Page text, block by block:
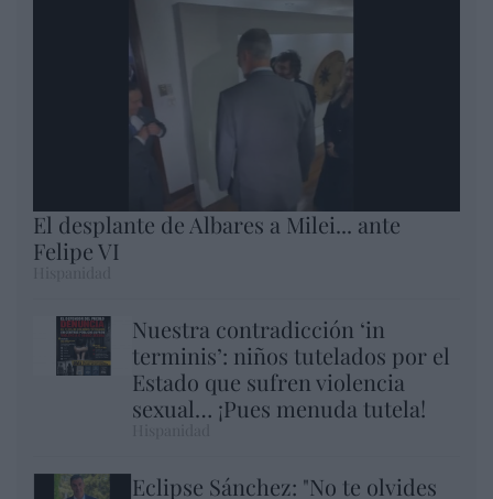
El desplante de Albares a Milei... ante
Felipe VI
Nuestra contradicción ‘in
terminis’: niños tutelados por el
Estado que sufren violencia
sexual… ¡Pues menuda tutela!
Eclipse Sánchez: "No te olvides